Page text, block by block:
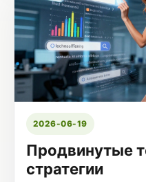
2026-06-19
Продвинутые
стратегии